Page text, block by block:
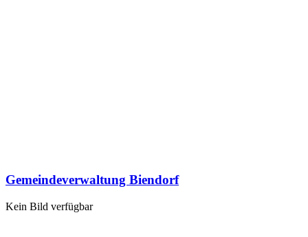
Gemeindeverwaltung Biendorf
Kein Bild verfügbar